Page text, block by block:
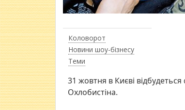
Коловорот
Новини шоу-бізнесу
Теми
31 жовтня в Києві
Охлобистіна.